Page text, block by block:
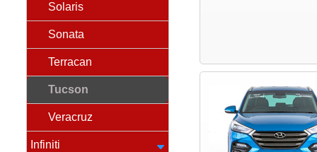
Solaris
Sonata
Terracan
Tucson
Veracruz
Infiniti